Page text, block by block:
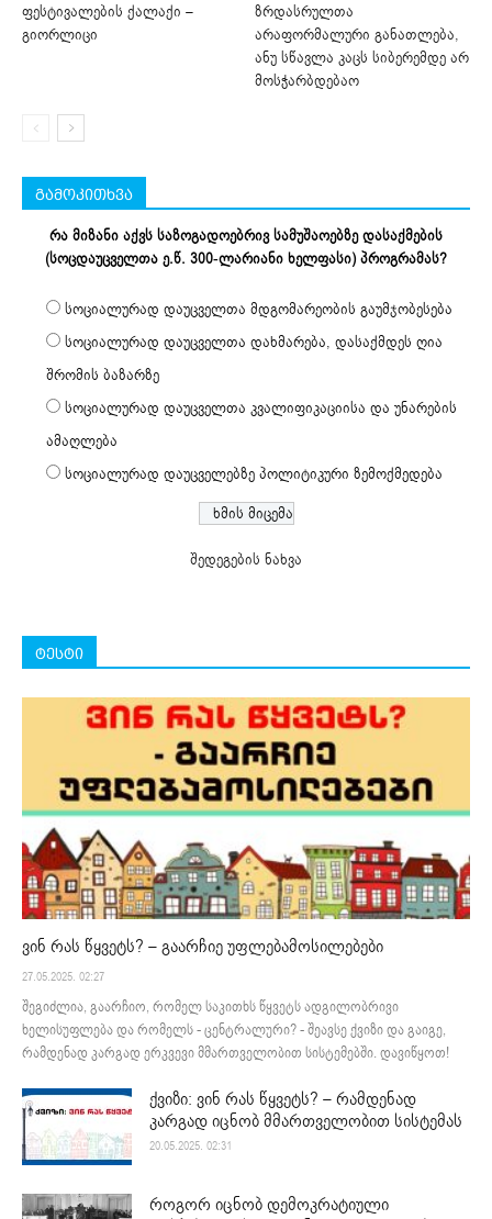
ფესტივალების ქალაქი –
გიორლიცი
ზრდასრულთა
არაფორმალური განათლება,
ანუ სწავლა კაცს სიბერემდე არ
მოსჭარბდებაო
გამოკითხვა
რა მიზანი აქვს საზოგადოებრივ სამუშაოებზე დასაქმების
(სოცდაუცველთა ე.წ. 300-ლარიანი ხელფასი) პროგრამას?
სოციალურად დაუცველთა მდგომარეობის გაუმჯობესება
სოციალურად დაუცველთა დახმარება, დასაქმდეს ღია
შრომის ბაზარზე
სოციალურად დაუცველთა კვალიფიკაციისა და უნარების
ამაღლება
სოციალურად დაუცველებზე პოლიტიკური ზემოქმედება
შედეგების ნახვა
ტესტი
ვინ რას წყვეტს? – გაარჩიე უფლებამოსილებები
27.05.2025. 02:27
შეგიძლია, გაარჩიო, რომელ საკითხს წყვეტს ადგილობრივი
ხელისუფლება და რომელს - ცენტრალური? - შეავსე ქვიზი და გაიგე,
რამდენად კარგად ერკვევი მმართველობით სისტემებში. დავიწყოთ!
ქვიზი: ვინ რას წყვეტს? – რამდენად
კარგად იცნობ მმართველობით სისტემას
20.05.2025. 02:31
როგორ იცნობ დემოკრატიული